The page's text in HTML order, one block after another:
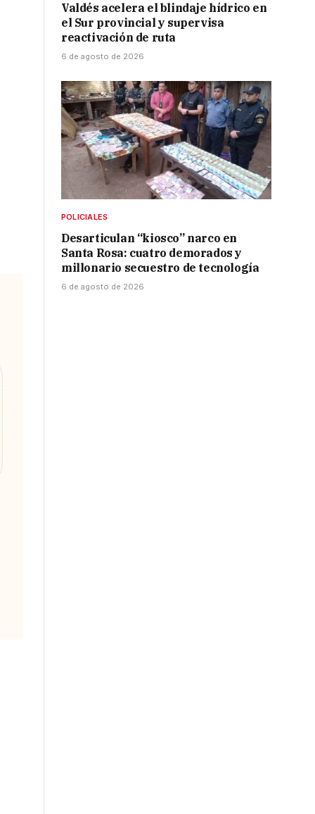
Valdés acelera el blindaje hídrico en
el Sur provincial y supervisa
reactivación de ruta
6 de agosto de 2026
POLICIALES
Desarticulan “kiosco” narco en
Santa Rosa: cuatro demorados y
millonario secuestro de tecnología
6 de agosto de 2026